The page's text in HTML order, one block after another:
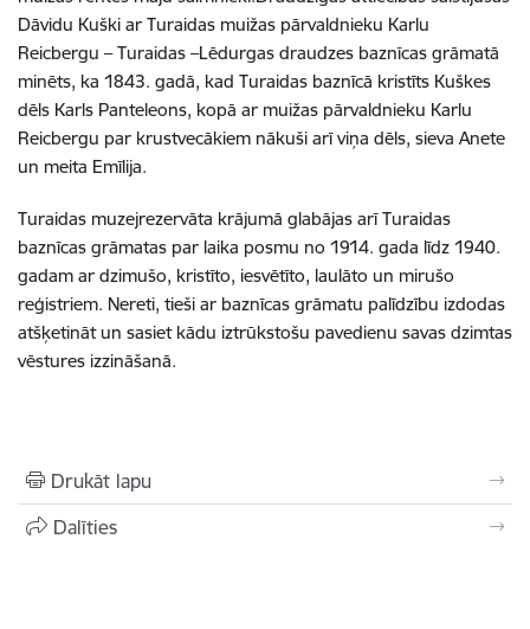
Dāvidu Kuški ar Turaidas muižas pārvaldnieku Karlu
Reicbergu – Turaidas –Lēdurgas draudzes baznīcas grāmatā
minēts, ka 1843. gadā, kad Turaidas baznīcā kristīts Kuškes
dēls Karls Panteleons, kopā ar muižas pārvaldnieku Karlu
Reicbergu par krustvecākiem nākuši arī viņa dēls, sieva Anete
un meita Emīlija.
Turaidas muzejrezervāta krājumā glabājas arī Turaidas
baznīcas grāmatas par laika posmu no 1914. gada līdz 1940.
gadam ar dzimušo, kristīto, iesvētīto, laulāto un mirušo
reģistriem. Nereti, tieši ar baznīcas grāmatu palīdzību izdodas
atšķetināt un sasiet kādu iztrūkstošu pavedienu savas dzimtas
vēstures izzināšanā.
Drukāt lapu
Dalīties